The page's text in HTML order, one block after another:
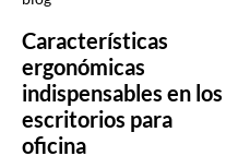
Características
ergonómicas
indispensables en los
escritorios para
oficina